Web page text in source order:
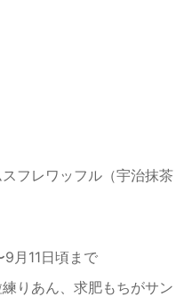
フレワッフル（宇治抹茶
月11日頃まで
りあん、求肥もちがサン